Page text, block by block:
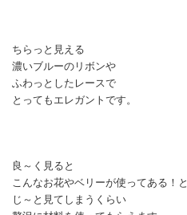
ちらっと見える
濃いブルーのリボンや
ふわっとしたレースで
とってもエレガントです。
良～く見ると
こんなお花やベリーが使ってある！と
じ～と見てしまうくらい